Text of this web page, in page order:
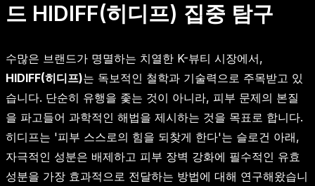
드 HIDIFF(히디프) 집중 탐구
수많은 브랜드가 명멸하는 치열한 K-뷰티 시장에서,
HIDIFF(히디프)는 독보적인 철학과 기술력으로 주목받고 있
습니다. 단순히 유행을 좇는 것이 아니라, 피부 문제의 본질
을 파고들어 과학적인 해법을 제시하는 것을 목표로 합니다.
히디프는 '피부 스스로의 힘을 되찾게 한다'는 슬로건 아래,
자극적인 성분은 배제하고 피부 장벽 강화에 필수적인 유효
성분을 가장 효과적으로 전달하는 방법에 대해 연구해왔습니